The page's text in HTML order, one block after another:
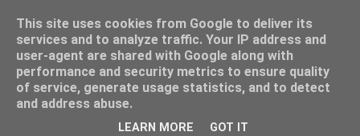
Ciascuno di noi è Dio - La
Nuova Evoluzione:
Cuore&Intuito
This site uses cookies from Google to deliver its
services and to analyze traffic. Your IP address and
user-agent are shared with Google along with
performance and security metrics to ensure quality
of service, generate usage statistics, and to detect
and address abuse.
LEARN MORE GOT IT